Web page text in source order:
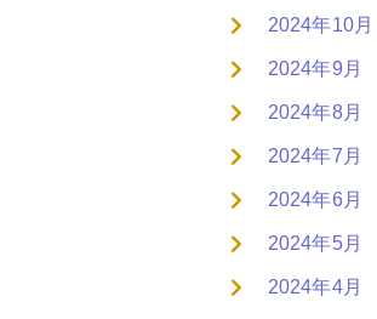
2024年10月
2024年9月
2024年8月
2024年7月
2024年6月
2024年5月
2024年4月